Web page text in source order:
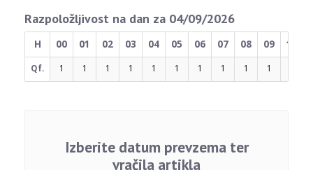
Razpoložljivost na dan za 04/09/2026
H 00 01 02 03 04 05 06 07 08 09 10
Qf. 1 1 1 1 1 1 1 1 1 1
Izberite datum prevzema ter
vračila artikla